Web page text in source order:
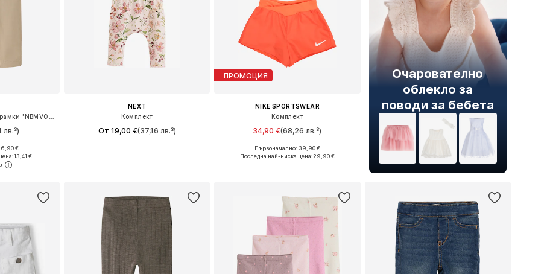
лв.³)
68, 74, 80, 86
€
13,41 €
NEXT
Комплект
От 19,00 €(37,16 лв.³)
ПРОМОЦИЯ
NIKE SPORTSWEAR
Комплект
34,90 €(68,26 лв.³)
Налични размери: 74-80, 80-86, 86-92
Първоначално: 39,90 €
Последна най-ниска цена:29,90 €
Очарователно
облекло за
поводи за бебета